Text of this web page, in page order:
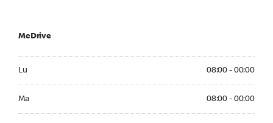
McDrive
Lu 08:00 - 00:00
Ma 08:00 - 00:00